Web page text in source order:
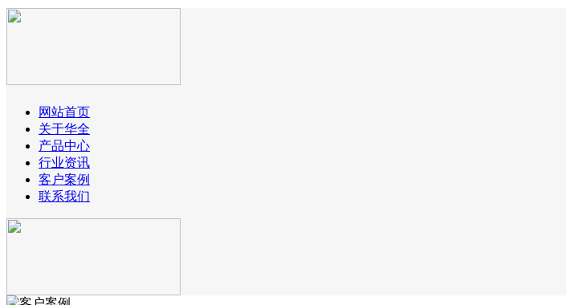
网站首页
关于华全
产品中心
行业资讯
客户案例
联系我们